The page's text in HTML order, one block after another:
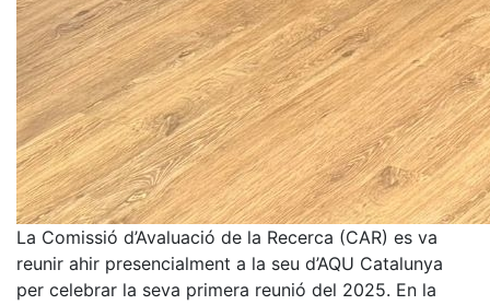
La Comissió d’Avaluació de la Recerca (CAR) es va
reunir ahir presencialment a la seu d’AQU Catalunya
per celebrar la seva primera reunió del 2025. En la